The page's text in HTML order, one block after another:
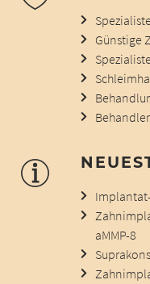
Günstige
aMMP-8